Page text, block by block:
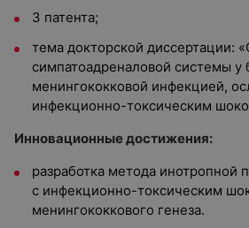
3 патента;
тема докторской диссертации:
симпатоадреналовой системы у
менингококковой инфекцией,
инфекционно-токсическим
Инновационные достижения:
разработка метода инотропной
с инфекционно-токсическим
менингококкового генеза.